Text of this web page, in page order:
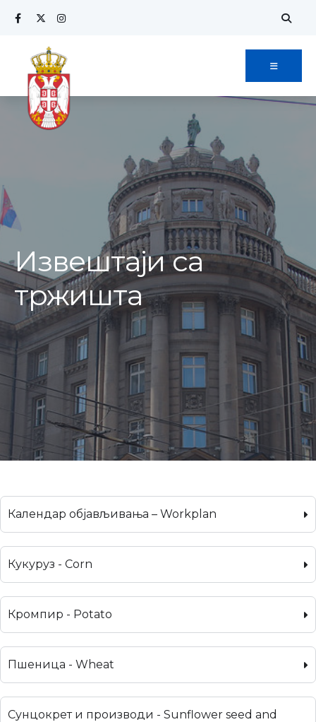
Извештаји са
тржишта
Календар објављивања – Workplan
Кукуруз - Corn
Кромпир - Potato
Пшеница - Wheat
Сунцокрет и производи - Sunflower seed and